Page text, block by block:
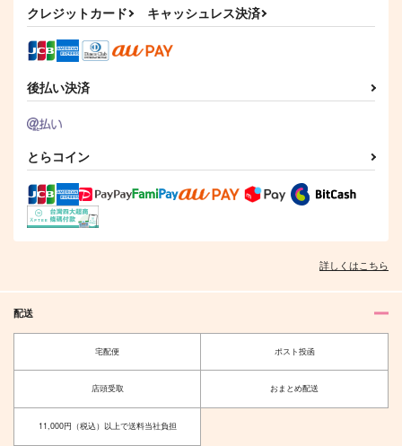
虎伏プチオンリー開催
記念パンフレット
低速ギア
虎杖悠仁×伏黒恵
サンプル
作品詳細
薄明を綴る
低速ギア
1,858
霧中
まだ見ぬ未来をあなた
と。
ひのいり
クレジットカード キャッシュレス決済
後払い決済
とらコイン
詳しくはこちら
配送
宅配便 ポスト投函
店頭受取 おまとめ配送
11,000円（税込）以上で送料当社負担